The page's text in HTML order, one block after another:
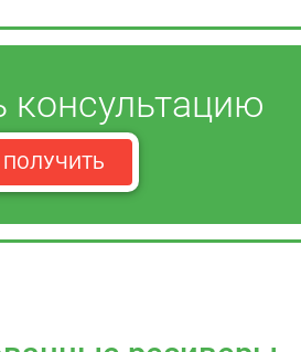
консультацию
ПОЛУЧИТЬ